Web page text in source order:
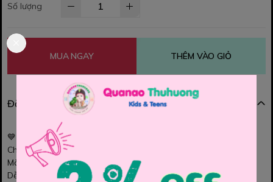
Số lượng
MUA NGAY THÊM VÀO GIỎ
Đặc điểm nổi bật
💙
Áo Banbino trắng Yankees
Chất cotton mềm mịn, thấm hút tốt cho bé thoải mái cả ngày.
Màu trắng nổi bật – logo Yankees in chuẩn, nhìn cực sporty.
Dễ phối jean, short bé mặc đi chơi siêu cá tính! 👕✨👶